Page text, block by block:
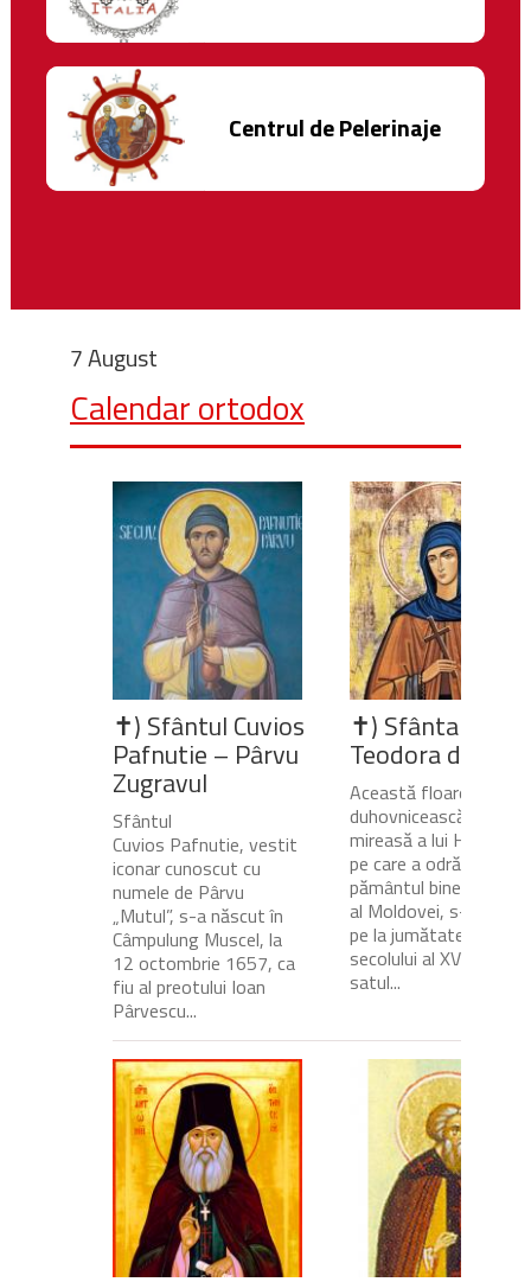
Centrul de Pelerinaje
7 August
Calendar ortodox
✝) Sfântul Cuvios
Pafnutie – Pârvu
Zugravul
Sfântul
Cuvios Pafnutie, vestit
iconar cunoscut cu
numele de Pârvu
„Mutul”, s-a născut în
Câmpulung Muscel, la
12 octombrie 1657, ca
fiu al preotului Ioan
Pârvescu...
✝) Sfânta
Teodora de la
Această floare
duhovnicească și
mireasă a lui Hristos,
pe care a odrăslit-o
pământul
al Moldovei, s-a
pe la jumătatea
secolului al XVII-lea, în
satul...